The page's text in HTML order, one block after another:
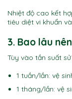
Nhiệt độ cao kết
tiêu diệt vi khuẩn
3. Bao lâu
Tùy vào tần suất
1 tuần/lần: vệ
1 tháng/lần: vệ